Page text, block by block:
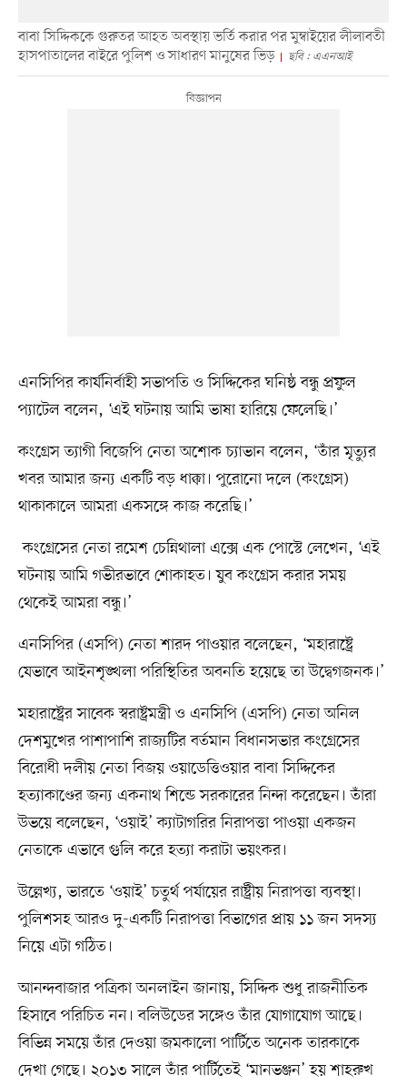
বাবা সিদ্দিককে গুরুতর আহত অবস্থায় ভর্তি করার পর মুম্বাইয়ের লীলাবতী
হাসপাতালের বাইরে পুলিশ ও সাধারণ মানুষের ভিড়
ছবি : এএনআই
এনসিপির কার্যনির্বাহী সভাপতি ও সিদ্দিকের ঘনিষ্ঠ বন্ধু প্রফুল
প্যাটেল বলেন, ‘এই ঘটনায় আমি ভাষা হারিয়ে ফেলেছি।’
কংগ্রেস ত্যাগী বিজেপি নেতা অশোক চ্যাভান বলেন, ‘তাঁর মৃত্যুর
খবর আমার জন্য একটি বড় ধাক্কা। পুরোনো দলে (কংগ্রেস)
থাকাকালে আমরা একসঙ্গে কাজ করেছি।’
কংগ্রেসের নেতা রমেশ চেন্নিথালা এক্সে এক পোস্টে লেখেন, ‘এই
ঘটনায় আমি গভীরভাবে শোকাহত। যুব কংগ্রেস করার সময়
থেকেই আমরা বন্ধু।’
এনসিপির (এসপি) নেতা শারদ পাওয়ার বলেছেন, ‘মহারাষ্ট্রে
যেভাবে আইনশৃঙ্খলা পরিস্থিতির অবনতি হয়েছে তা উদ্বেগজনক।’
মহারাষ্ট্রের সাবেক স্বরাষ্ট্রমন্ত্রী ও এনসিপি (এসপি) নেতা অনিল
দেশমুখের পাশাপাশি রাজ্যটির বর্তমান বিধানসভার কংগ্রেসের
বিরোধী দলীয় নেতা বিজয় ওয়াডেত্তিওয়ার বাবা সিদ্দিকের
হত্যাকাণ্ডের জন্য একনাথ শিন্ডে সরকারের নিন্দা করেছেন। তাঁরা
উভয়ে বলেছেন, ‘ওয়াই’ ক্যাটাগরির নিরাপত্তা পাওয়া একজন
নেতাকে এভাবে গুলি করে হত্যা করাটা ভয়ংকর।
উল্লেখ্য, ভারতে ‘ওয়াই’ চতুর্থ পর্যায়ের রাষ্ট্রীয় নিরাপত্তা ব্যবস্থা।
পুলিশসহ আরও দু-একটি নিরাপত্তা বিভাগের প্রায় ১১ জন সদস্য
নিয়ে এটা গঠিত।
আনন্দবাজার পত্রিকা অনলাইন জানায়, সিদ্দিক শুধু রাজনীতিক
হিসাবে পরিচিত নন। বলিউডের সঙ্গেও তাঁর যোগাযোগ আছে।
বিভিন্ন সময়ে তাঁর দেওয়া জমকালো পার্টিতে অনেক তারকাকে
দেখা গেছে। ২০১৩ সালে তাঁর পার্টিতেই ‘মানভঞ্জন’ হয় শাহরুখ